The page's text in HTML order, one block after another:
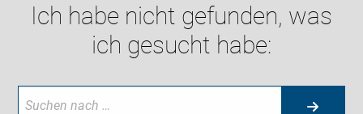
Ich habe nicht gefunden, was
ich gesucht habe: